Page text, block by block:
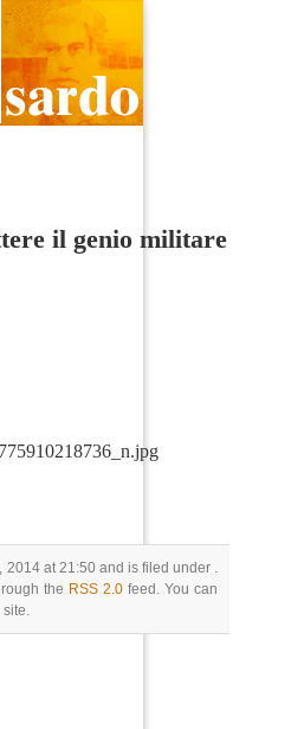
il genio militare
at 21:50 and is filed under .
the RSS 2.0 feed. You can
site.